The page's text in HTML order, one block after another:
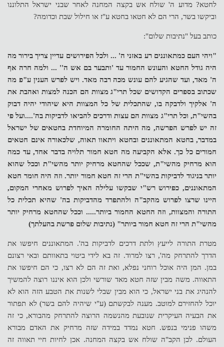
לחטא? מדוע ה' שולח אש בקצה המחנה לאחר שבני ישראל התלוננו
וביקשו בשר, הרי הם לא חטאו בחטא ע"ז או חילול שבת וכדומה?
כותב בעל "נתיבות שלום":
"ויהי העם כמתאוננים רע באזני ה' ... ולכל הפירושים עדיין צריך בירור מה
היה גודל החטא והעונש החמור עד 'ותבער בם אש ה'' ... ולמה חרה אף
ה' מאד, ועד שהגיע להם עונש מכה רבה מאד. ויש לפרש הענין ע"פ מה
שכתוב בספרים הקדושים שכל תרי"ג מצוות הם הכנה למצות ואהבת את
ה' אלקיך ולדבקה בו, שהתכלית של כל המצוות היא שיהודי יהיה דבוק
בהשי"ת, וכל תרי"ג מצוות הם עצות ודרכים להביאו לדביקות בה'....ועל פי
זה יש לפרש הפרשה, מה היתה החומרה המיוחדת בחטאים של ישראל
במדבר, בחטא המתאוננים ובחטא ויתאוו תאוה, שלכאורה אינם חטאים
חמורים כל כך. אלא הקביעה מה חטא חמור תלויה בדבר אחד, עד כמה
הוא מרחיק מהשי"ת, שככל שהחטא מרחיק יותר מהשי"ת וככל שהוא
יותר בניגוד לדביקות בהשי"ת הרי זה חטא חמור יותר. וזה היה חומר חטא
המתאוננים, כפירוש רש"י שבקשו עלילה האיך לפרוש מאחרי המקום,
היינו שרצו לפרוש מהקב"ה ולהתפרד מהדביקות בה' שהיא תכלית כל
התורה והמצוות, וזה החטא החמור ביותר..... וככל שהחטא מרחיק יותר
מהשי"ת הרי זה חטא חמור ביותר" (נתיבות שלום פרשת בהעלתך)
מטרת התורה לייעץ ולתת דרכים לדביקות בה'. המתאוננים חיפשו את
הדרך להתרחק מה', רצו למרוד. זה בא לידי ביטוי בתאוותם ובאי רצונם
במן. המן היה אוכל רוחני נפלא, ואת זה הם לא רצו, כי הם חיפשו את
התאווה. משה מבין שזה חטא מאד שורשי ולכן הוא איננו רוצה להמשיך
להנהיג את בני ישראל, כי הוא מבין שבלי לשנות את הטבע הזה הוא לא
יוכל להחזירם למוטב. מענה לבקשתם (ע"י שיהיה להם בשר) לא תפתור
את הבעיה העיקרית שנובעת מהנשמה הרוצה להתרחק מהבורא, כי זה
משהו פנימי בנפש. חטא נמדד במידה שזה מרחיק את האדם מבורא
העולם. לכן הקב"ה שולח אש בקצה המחנה. אכן לחיות חיי תאווה זה